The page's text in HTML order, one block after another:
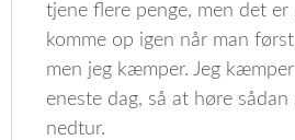
tjene flere penge, men det er
komme op igen når man
men jeg kæmper. Jeg
eneste dag, så at høre sådan
nedtur.